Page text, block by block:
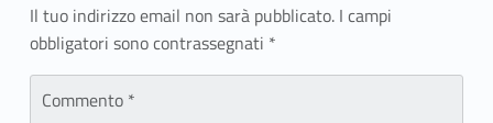
Il tuo indirizzo email non sarà pubblicato. I campi
obbligatori sono contrassegnati *
Commento
*